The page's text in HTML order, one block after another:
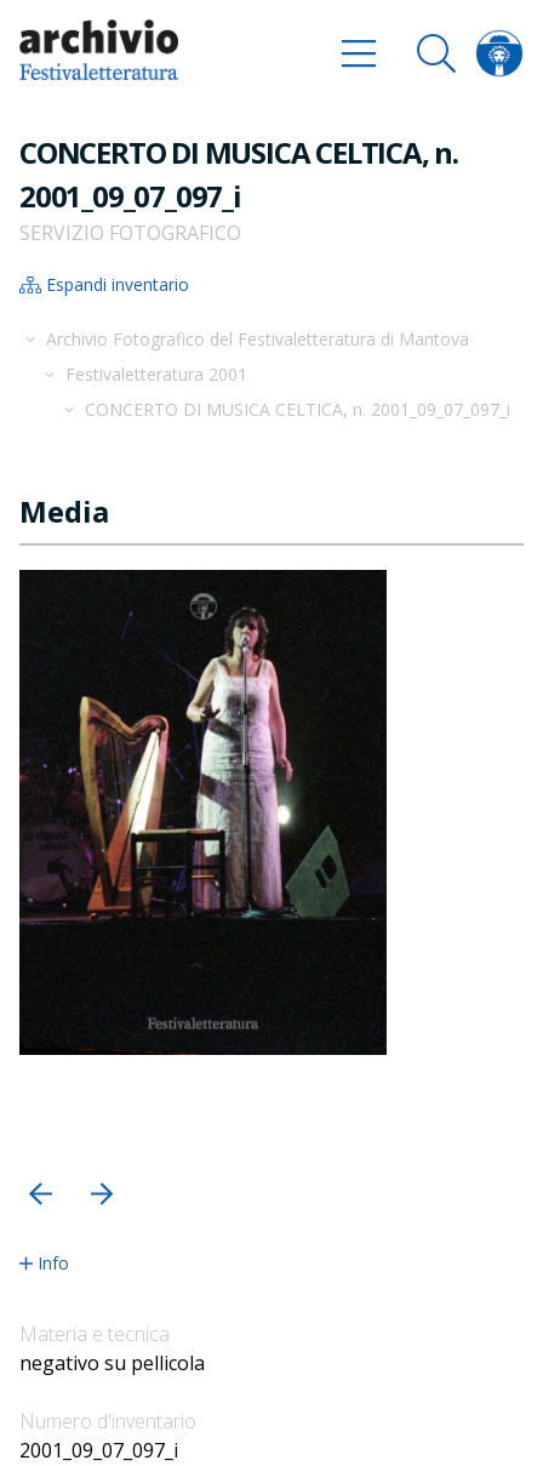
CONCERTO DI MUSICA CELTICA, n.
2001_09_07_097_i
SERVIZIO FOTOGRAFICO
Espandi inventario
Archivio Fotografico del Festivaletteratura di Mantova
Festivaletteratura 2001
CONCERTO DI MUSICA CELTICA, n. 2001_09_07_097_i
Media
Info
Materia e tecnica
negativo su pellicola
Numero d'inventario
2001_09_07_097_i